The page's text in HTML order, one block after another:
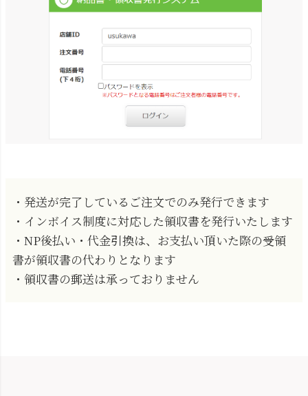
・発送が完了しているご注文でのみ発行できます
・インボイス制度に対応した領収書を発行いたします
・NP後払い・代金引換は、お支払い頂いた際の受領
書が領収書の代わりとなります
・領収書の郵送は承っておりません